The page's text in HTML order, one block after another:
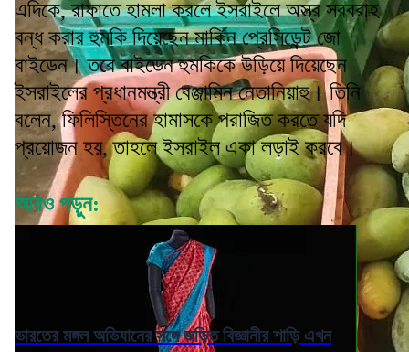
এদিকে, রাফাতে হামলা করলে ইসরাইলে অস্ত্র সরবরাহ
বন্ধ করার হুমকি দিয়েছেন মার্কিন প্রেসিডেন্ট জো
বাইডেন। তবে বাইডেন হুমকিকে উড়িয়ে দিয়েছেন
ইসরাইলের প্রধানমন্ত্রী বেঞ্জামিন নেতানিয়াহু। তিনি
বলেন, ফিলিস্তিনের হামাসকে পরাজিত করতে যদি
প্রয়োজন হয়, তাহলে ইসরাইল একা লড়াই করবে।
আরও পড়ুন:
ভারতের মঙ্গল অভিযানের সঙ্গে জড়িত বিজ্ঞানীর শাড়ি এখন